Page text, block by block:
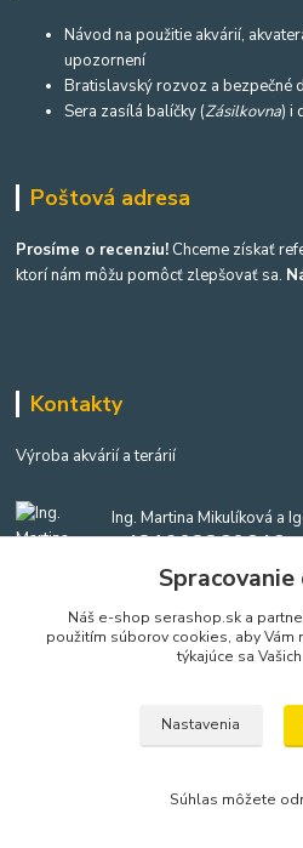
Návod na použitie akvárií,
upozornení
Bratislavský rozvoz a bezpečné
Sera zasílá balíčky (Zásilkovna) i
Poštová adresa
Prosíme o recenziu! Chceme získať
ktorí nám môžu pomôcť zlepšovať sa.
Kontakty
Výroba akvárií a terárií
Ing. Martina Mikulíková a
+421903360646
(Po-Pia, 8-16 hod.)
akvaria@akvaria.sk
Copyright: AkvaShop s.r.o. • 1999 - 2024 •
Spracovanie
Náš e-shop serashop.sk a
použitím súborov cookies, aby Vám
týkajúce sa
Nastavenia
Súhlas môžete